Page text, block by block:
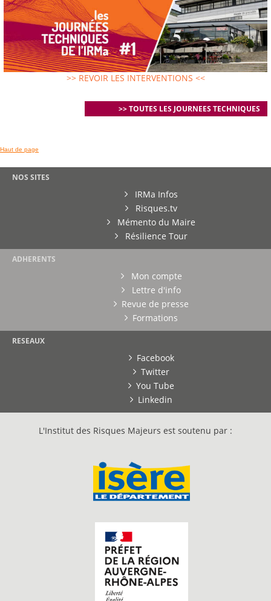
>> REVOIR LES INTERVENTIONS <<
>> TOUTES LES JOURNEES TECHNIQUES
Haut de page
NOS SITES
IRMa Infos
Risques.tv
Mémento du Maire
Résilience Tour
ADHERENTS
Mon compte
Lettre d'info
Revue de presse
Formations
RESEAUX
Facebook
Twitter
You Tube
Linkedin
L'Institut des Risques Majeurs est soutenu par :